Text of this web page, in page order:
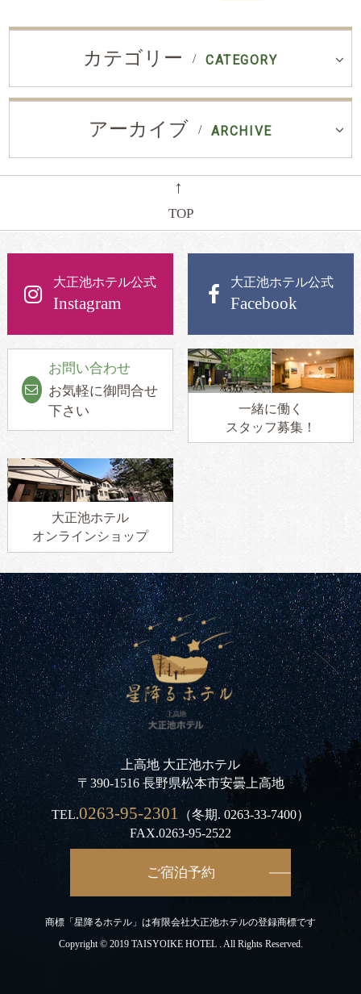
カテゴリー CATEGORY
アーカイブ ARCHIVE
←
TOP
大正池ホテル公式
Instagram
大正池ホテル公式
Facebook
お問い合わせ
お気軽に御問合せ
下さい
一緒に働く
スタッフ募集！
大正池ホテル
オンラインショップ
上高地 大正池ホテル
〒390-1516 長野県松本市安曇上高地
TEL.0263-95-2301 （冬期.0263-33-7400）
FAX.0263-95-2522
ご宿泊予約
商標「星降るホテル」は有限会社大正池ホテルの登録商標です
Copyright © 2019 TAISYOIKE HOTEL . All Rights Reserved.